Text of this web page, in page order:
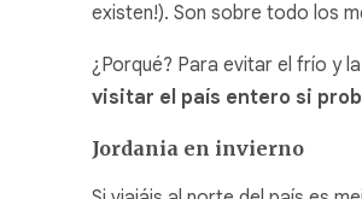
existen!). Son sobre todo los
¿Porqué? Para evitar el frío y
visitar el país entero si
Jordania en invierno